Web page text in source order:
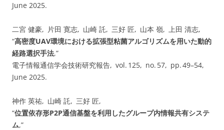
June 2025.
二宮 健豪, 片田 寛志, 山崎 託, 三好 匠, 山本 嶺, 上田 清志,
“高密度UAV環境における拡張型粘菌アルゴリズムを用いた動的
経路選択手法,”
電子情報通信学会技術研究報告, vol. 125, no. 57, pp. 49–54,
June 2025.
神作 英祐, 山崎 託, 三好 匠,
“位置依存形P2P通信基盤を利用したグループ内情報共有システ
ム,”